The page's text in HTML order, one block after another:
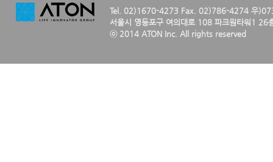
Tel. 02)1670-4273 Fax. 02)786-4274 우
서울시 영등포구 여의대로 108 파크원타워1 26
ⓒ 2014 ATON Inc. All rights reserved